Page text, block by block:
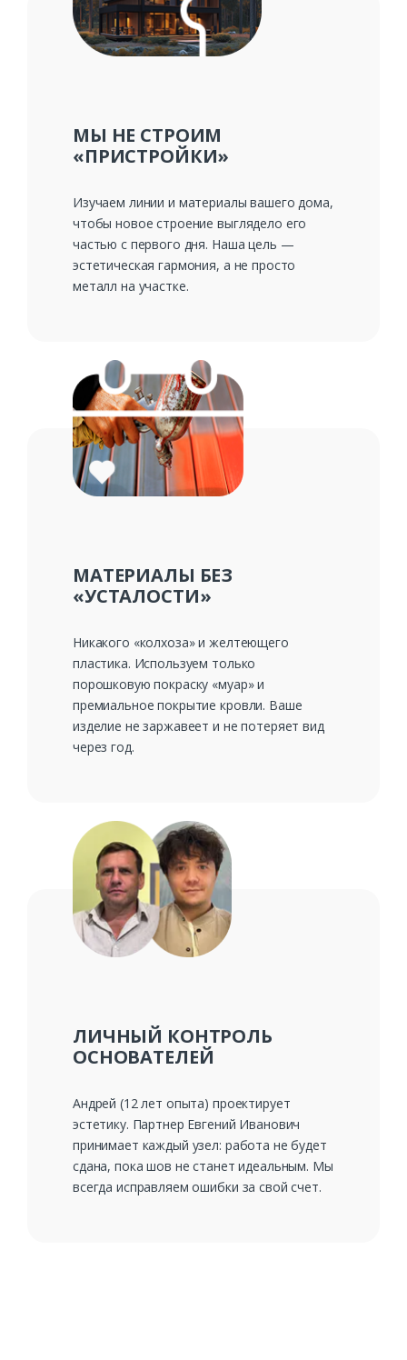
Ваш телефон*
МЫ НЕ СТРОИМ
«ПРИСТРОЙКИ»
Изучаем линии и материалы вашего дома,
чтобы новое строение выглядело его
частью с первого дня. Наша цель —
эстетическая гармония, а не просто
металл на участке.
МАТЕРИАЛЫ БЕЗ
«УСТАЛОСТИ»
Никакого «колхоза» и желтеющего
пластика. Используем только
порошковую покраску «муар» и
премиальное покрытие кровли. Ваше
изделие не заржавеет и не потеряет вид
через год.
ЛИЧНЫЙ КОНТРОЛЬ
ОСНОВАТЕЛЕЙ
Андрей (12 лет опыта) проектирует
эстетику. Партнер Евгений Иванович
принимает каждый узел: работа не будет
сдана, пока шов не станет идеальным. Мы
всегда исправляем ошибки за свой счет.